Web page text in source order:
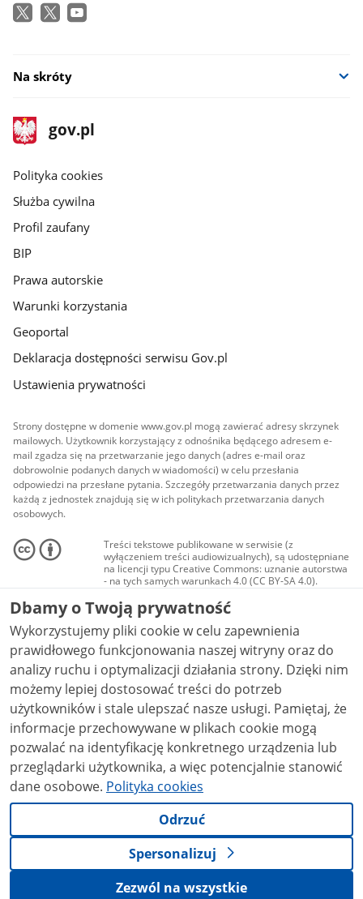
Na skróty
stopka
gov.pl
Strona
gov.pl
gov.pl
Polityka cookies
Służba cywilna
Profil zaufany
BIP
Prawa autorskie
Warunki korzystania
Geoportal
Deklaracja dostępności serwisu Gov.pl
Ustawienia prywatności
Strony dostępne w domenie www.gov.pl mogą zawierać adresy skrzynek
mailowych. Użytkownik korzystający z odnośnika będącego adresem e-
mail zgadza się na przetwarzanie jego danych (adres e-mail oraz
dobrowolnie podanych danych w wiadomości) w celu przesłania
odpowiedzi na przesłane pytania. Szczegóły przetwarzania danych przez
każdą z jednostek znajdują się w ich politykach przetwarzania danych
osobowych.
Treści tekstowe publikowane w serwisie (z
wyłączeniem treści audiowizualnych), są udostępniane
na licencji typu Creative Commons: uznanie autorstwa
- na tych samych warunkach 4.0 (CC BY-SA 4.0).
Materiały audiowizualne, w tym zdjęcia, materiały
audio i wideo, są udostępniane na licencji typu
Creative Commons: uznanie autorstwa użycie
niekomercyjne - bez utworów zależnych 4.0 (CC BY-
NC-ND 4.0), o ile nie jest to stwierdzone inaczej.
Dbamy o Twoją prywatność
Wykorzystujemy pliki cookie w celu zapewnienia
prawidłowego funkcjonowania naszej witryny oraz do
analizy ruchu i optymalizacji działania strony. Dzięki nim
możemy lepiej dostosować treści do potrzeb
użytkowników i stale ulepszać nasze usługi. Pamiętaj, że
informacje przechowywane w plikach cookie mogą
pozwalać na identyfikację konkretnego urządzenia lub
przeglądarki użytkownika, a więc potencjalnie stanowić
dane osobowe. Polityka cookies
Odrzuć
Spersonalizuj
Zezwól na wszystkie